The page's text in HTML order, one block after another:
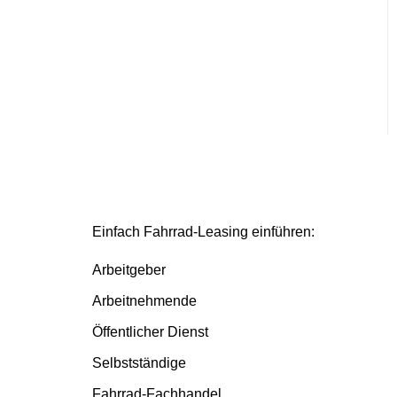
Einfach Fahrrad-Leasing einführen:
Arbeitgeber
Arbeitnehmende
Öffentlicher Dienst
Selbstständige
Fahrrad-Fachhandel